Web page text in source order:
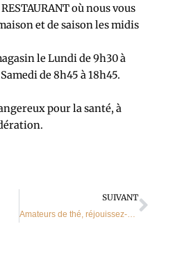
où nous vous
et de saison les midis
le Lundi de 9h30 à
de 8h45 à 18h45.
pour la santé, à
SUIVANT
Amateurs de thé, réjouissez-vous !